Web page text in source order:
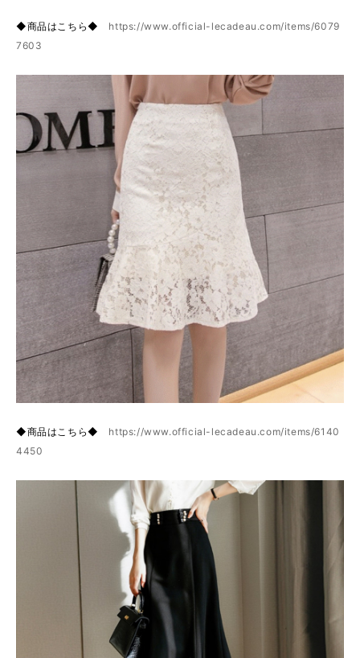
◆商品はこちら◆ https://www.official-lecadeau.com/items/6079
7603
◆商品はこちら◆ https://www.official-lecadeau.com/items/6140
4450